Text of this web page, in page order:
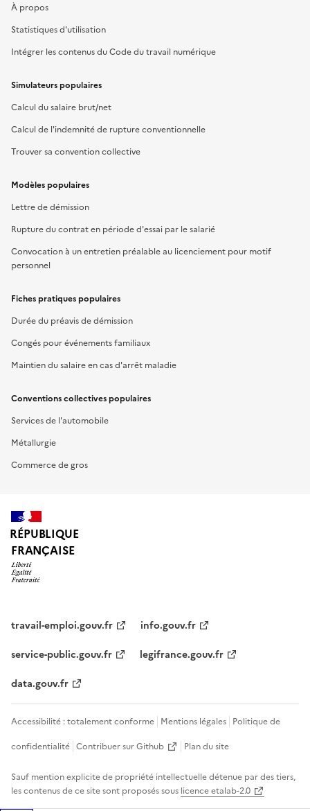
À propos
Statistiques d'utilisation
Intégrer les contenus du Code du travail numérique
Simulateurs populaires
Calcul du salaire brut/net
Calcul de l'indemnité de rupture conventionnelle
Trouver sa convention collective
Modèles populaires
Lettre de démission
Rupture du contrat en période d'essai par le salarié
Convocation à un entretien préalable au licenciement pour motif
personnel
Fiches pratiques populaires
Durée du préavis de démission
Congés pour événements familiaux
Maintien du salaire en cas d'arrêt maladie
Conventions collectives populaires
Services de l'automobile
Métallurgie
Commerce de gros
RÉPUBLIQUE
FRANÇAISE
travail-emploi.gouv.fr
info.gouv.fr
service-public.gouv.fr
legifrance.gouv.fr
data.gouv.fr
Accessibilité : totalement conforme Mentions légales Politique de
confidentialité Contribuer sur Github Plan du site
Sauf mention explicite de propriété intellectuelle détenue par des tiers,
les contenus de ce site sont proposés sous licence etalab-2.0